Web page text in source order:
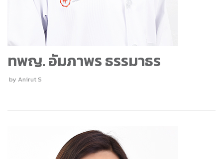
ทพญ. อัมภาพร ธรรมาธร
by Anirut S